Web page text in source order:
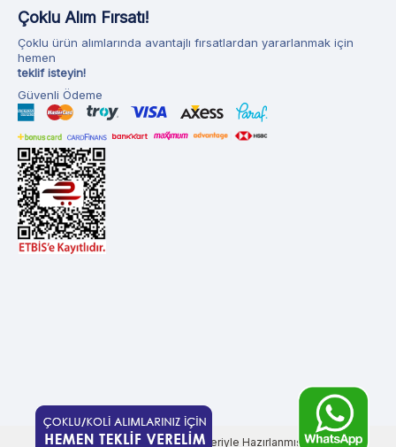
Çoklu Alım Fırsatı!
Çoklu ürün alımlarında avantajlı fırsatlardan yararlanmak için
hemen
teklif isteyin!
Güvenli Ödeme
T-SoftE-TicaretSistemleriyle Hazırlanmıştır.